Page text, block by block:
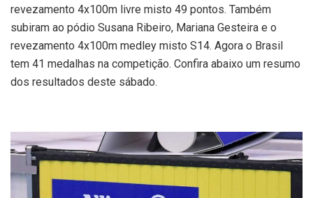
revezamento 4x100m livre misto 49 pontos. Também
subiram ao pódio Susana Ribeiro, Mariana Gesteira e o
revezamento 4x100m medley misto S14. Agora o Brasil
tem 41 medalhas na competição. Confira abaixo um resumo
dos resultados deste sábado.